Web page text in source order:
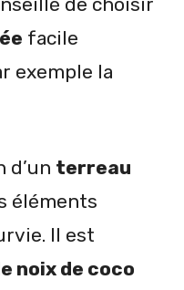
facile
exemple la
d’un terreau
éléments
Il est
noix de coco